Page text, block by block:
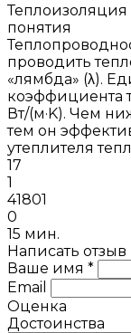
понятия
проводить
«лямбда» (λ).
коэффициента
Вт/(м·K). Чем
тем он
утеплителя
17
1
41801
0
15 мин.
Написать отзыв
Ваше имя *
Email
Оценка
Достоинства